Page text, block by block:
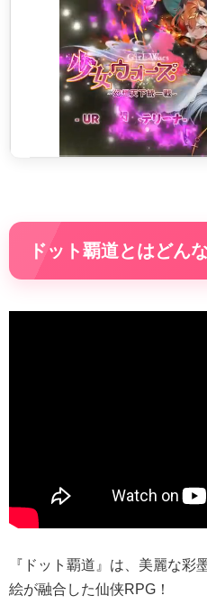
ドット覇道とはどん
『ドット覇道』は、美麗な彩
絵が融合した仙侠RPG！